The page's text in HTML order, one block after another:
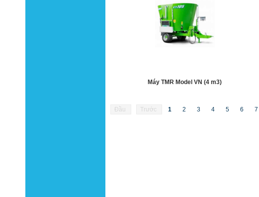
Máy TMR Model VN (4 m3)
Đầu Trước 1 2 3 4 5 6 7